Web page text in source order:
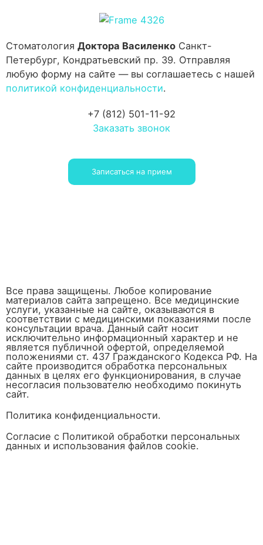
Стоматология Доктора Василенко Санкт-
Петербург, Кондратьевский пр. 39. Отправляя
любую форму на сайте — вы соглашаетесь с нашей
политикой конфиденциальности.
+7 (812) 501-11-92
Заказать звонок
Записаться на прием
Все права защищены. Любое копирование
материалов сайта запрещено. Все медицинские
услуги, указанные на сайте, оказываются в
соответствии с медицинскими показаниями после
консультации врача. Данный сайт носит
исключительно информационный характер и не
является публичной офертой, определяемой
положениями ст. 437 Гражданского Кодекса РФ. На
сайте производится обработка персональных
данных в целях его функционирования, в случае
несогласия пользователю необходимо покинуть
сайт.
Политика конфиденциальности.
Согласие с Политикой обработки персональных
данных и использования файлов cookie.